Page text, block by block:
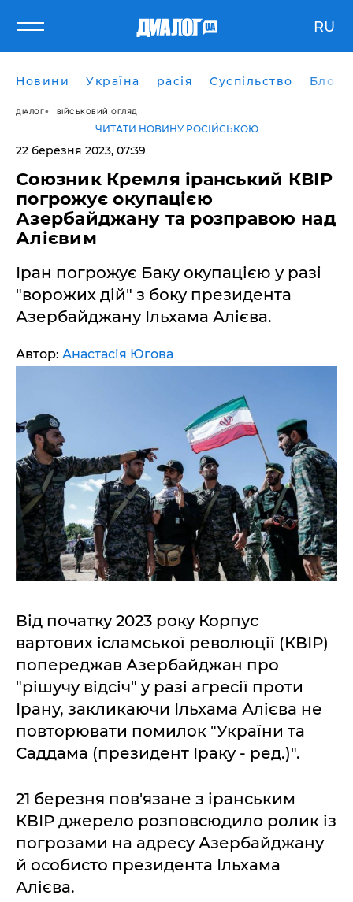
RU
Новини Україна расія Суспільство Блоги
ДІАЛОГ ВІЙСЬКОВИЙ ОГЛЯД
ЧИТАТИ НОВИНУ РОСІЙСЬКОЮ
22 березня 2023, 07:39
Союзник Кремля іранський КВІР
погрожує окупацією
Азербайджану та розправою над
Алієвим
Іран погрожує Баку окупацією у разі
"ворожих дій" з боку президента
Азербайджану Ільхама Алієва.
Автор: Анастасія Югова
Від початку 2023 року Корпус
вартових ісламської революції (КВІР)
попереджав Азербайджан про
"рішучу відсіч" у разі агресії проти
Ірану, закликаючи Ільхама Алієва не
повторювати помилок "України та
Саддама (президент Іраку - ред.)".
21 березня пов'язане з іранським
КВІР джерело розповсюдило ролик із
погрозами на адресу Азербайджану
й особисто президента Ільхама
Алієва.